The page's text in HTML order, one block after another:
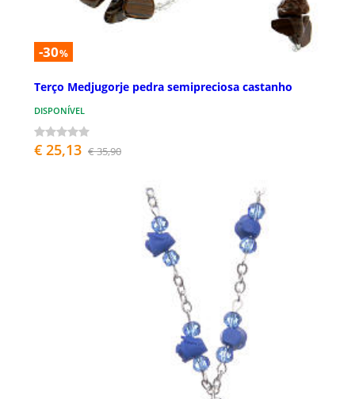
-30%
Terço Medjugorje pedra semipreciosa castanho
DISPONÍVEL
€ 25,13 € 35,90